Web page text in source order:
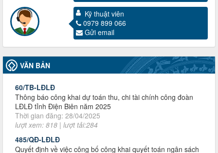
Kỹ thuật viên
0979 899 066
Gửi email
VĂN BẢN
3716/TLD-TC
Công văn hướng dẫn công tác quả lý tài chính, tài sản công
đoàn khi đơn vị sát nhập, chấm dứt hoạt động
Thời gian đăng: 13/04/2025
60/TB-LĐLĐ
Thông báo công khai dự toán thu, chi tài chính công đoàn
LĐLĐ tỉnh Điện Biên năm 2025
Thời gian đăng: 28/04/2025
lượt xem: 818 | lượt tải:284
485/QĐ-LĐLĐ
Quyết định về việc công bố công khai quyết toán ngân sách
nhà nước năm 2024
Thời gian đăng: 29/04/2025